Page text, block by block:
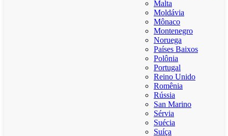
Malta
Moldávia
Mônaco
Montenegro
Noruega
Países Baixos
Polônia
Portugal
Reino Unido
Romênia
Rússia
San Marino
Sérvia
Suécia
Suíça